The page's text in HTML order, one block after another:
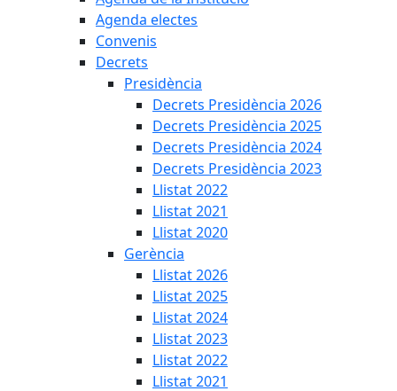
Agenda electes
Convenis
Decrets
Presidència
Decrets Presidència 2026
Decrets Presidència 2025
Decrets Presidència 2024
Decrets Presidència 2023
Llistat 2022
Llistat 2021
Llistat 2020
Gerència
Llistat 2026
Llistat 2025
Llistat 2024
Llistat 2023
Llistat 2022
Llistat 2021